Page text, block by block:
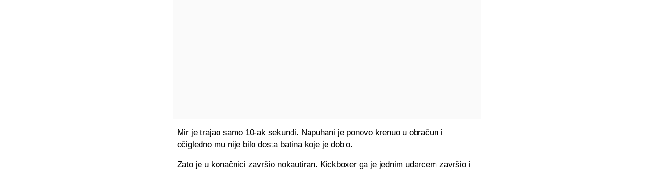
Mir je trajao samo 10-ak sekundi. Napuhani je ponovo krenuo u obračun i
očigledno mu nije bilo dosta batina koje je dobio.
Zato je u konačnici završio nokautiran. Kickboxer ga je jednim udarcem završio i